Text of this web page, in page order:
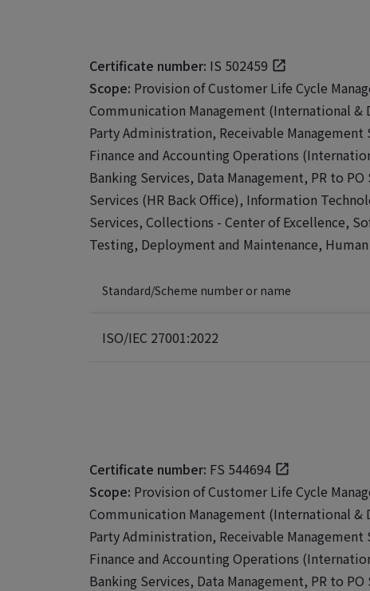
Certificate number: IS 502459
Scope: Provision of Customer Life Cycle
Communication Management (International &
Party Administration, Receivable
Finance and Accounting Operations
Banking Services, Data Management, PR to
Services (HR Back Office), Information
Services, Collections - Center of Excellence,
Testing, Deployment and Maintenance,
Standard/Scheme number or name
ISO/IEC 27001:2022
Certificate number: FS 544694
Scope: Provision of Customer Life Cycle
Communication Management (International &
Party Administration, Receivable
Finance and Accounting Operations
Banking Services, Data Management, PR to